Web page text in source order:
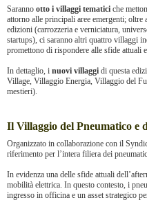
Saranno otto i villaggi tematici che
attorno alle principali aree emergenti;
edizioni (carrozzeria e verniciatura,
startups), ci saranno altri quattro villaggi
promettono di rispondere alle sfide attuali
In dettaglio, i nuovi villaggi di questa
Village, Villaggio Energia, Villaggio del
mestieri).
Il Villaggio del Pneumatico e
Organizzato in collaborazione con il
riferimento per l’intera filiera dei
In evidenza una delle sfide attuali
mobilità elettrica. In questo contesto, i
ingresso in officina e un asset strategico